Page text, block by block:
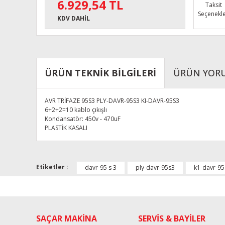
6.929,54 TL
KDV DAHİL
Taksit
ÜRÜN TEKNİK BİLGİLERİ ÜRÜN
AVR TRİFAZE 95S3 PLY-DAVR-95S3 KI-DAVR-95S3
6+2+2=10 kablo çıkışlı
Kondansatör: 450v - 470uF
PLASTİK KASALI
Görüş ve önerileriniz için teşekkür ederiz.
Ürün bilgilerinde hatalar bulunuyor.
Etiketler : davr-95 s 3 ply-davr-95s3 k1-davr-
SAÇAR MAKİNA SERVİS & BAYİLER